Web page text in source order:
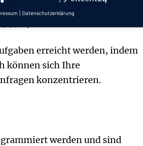
⚙️
erreicht werden, indem
können sich Ihre
konzentrieren.
werden und sind
| Datenschutzerklärung